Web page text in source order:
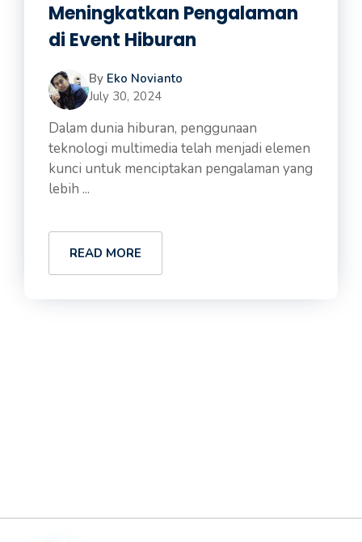
Meningkatkan Pengalaman
di Event Hiburan
By Eko Novianto
July 30, 2024
Dalam dunia hiburan, penggunaan
teknologi multimedia telah menjadi elemen
kunci untuk menciptakan pengalaman yang
lebih ...
READ MORE